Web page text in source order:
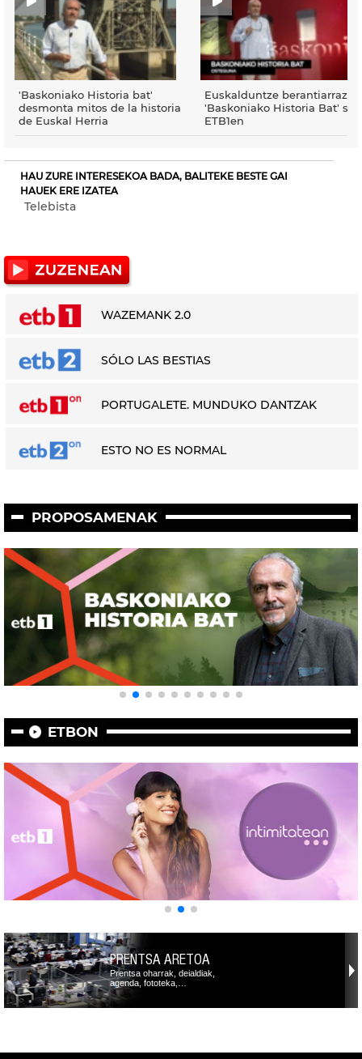
'Baskoniako Historia bat'
desmonta mitos de la historia
de Euskal Herria
Euskalduntze berantiarraz,
'Baskoniako Historia Bat'
ETB1en
HAU ZURE INTERESEKOA BADA, BALITEKE BESTE GAI
HAUEK ERE IZATEA
Telebista
WAZEMANK 2.0
SÓLO LAS BESTIAS
PORTUGALETE. MUNDUKO DANTZAK
ESTO NO ES NORMAL
PROPOSAMENAK
ETBON
PRENTSA ARETOA
Prentsa oharrak, deialdiak,
agenda, fototeka,…